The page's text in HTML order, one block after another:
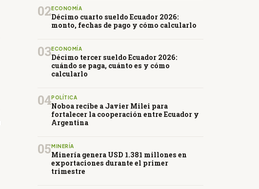
02 ECONOMÍA
Décimo cuarto sueldo Ecuador 2026:
monto, fechas de pago y cómo calcularlo
03ECONOMÍA
Décimo tercer sueldo Ecuador 2026:
cuándo se paga, cuánto es y cómo
calcularlo
04POLÍTICA
Noboa recibe a Javier Milei para
fortalecer la cooperación entre Ecuador y
Argentina
05 MINERÍA
Minería genera USD 1.381 millones en
exportaciones durante el primer
trimestre